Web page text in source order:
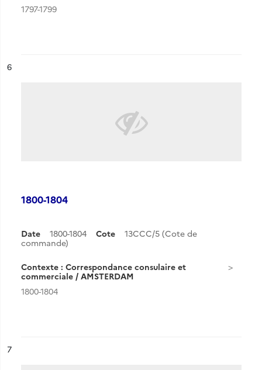
1797-1799
n°
6
1800-1804
Date 1800-1804 Cote
13CCC/5 (Cote de
commande)
Contexte : Correspondance consulaire et
commerciale / AMSTERDAM
1800-1804
n°
7